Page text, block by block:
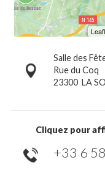
Salle des
Rue du Coq
23300 LA
Cliquez pour
+33 6